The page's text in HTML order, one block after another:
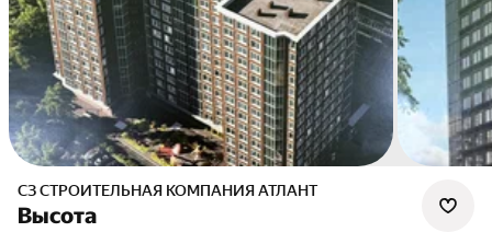
СЗ СТРОИТЕЛЬНАЯ КОМПАНИЯ АТЛАНТ
Высота